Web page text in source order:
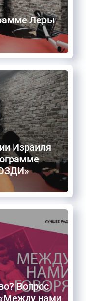
Леры
Израиля
Вопрос
нами